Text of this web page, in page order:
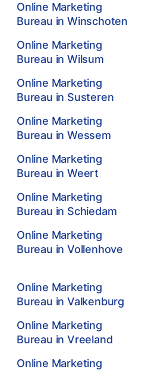
Online Marketing
Bureau in Winschoten
Online Marketing
Bureau in Wilsum
Online Marketing
Bureau in Susteren
Online Marketing
Bureau in Wessem
Online Marketing
Bureau in Weert
Online Marketing
Bureau in Schiedam
Online Marketing
Bureau in Vollenhove
Online Marketing
Bureau in Valkenburg
Online Marketing
Bureau in Vreeland
Online Marketing